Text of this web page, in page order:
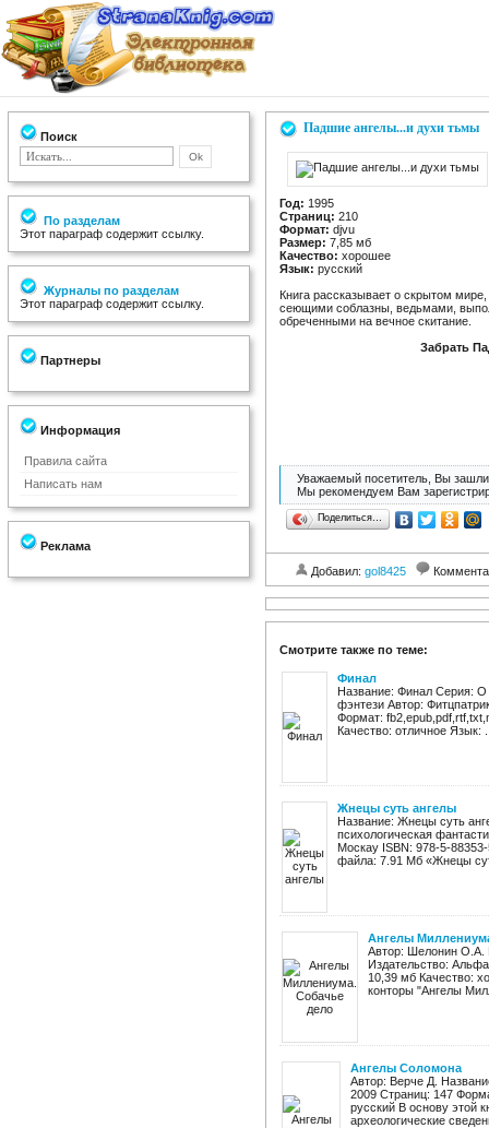
Поиск
По разделам
Этот параграф содержит ссылку.
Журналы по разделам
Этот параграф содержит ссылку.
Партнеры
Информация
Правила сайта
Написать нам
Реклама
Падшие ангелы...и духи тьмы
Год: 1995
Страниц: 210
Формат: djvu
Размер: 7,85 мб
Качество: хорошее
Язык: русский
Книга рассказывает о скрытом
сеющими соблазны, ведьмами,
обреченными на вечное скитание.
Забрать
Уважаемый посетитель, Вы зашли
Мы рекомендуем Вам
Поделиться…
Добавил: gol8425
Смотрите также по теме:
Финал
Название: Финал Серия: О
фэнтези Автор:
Формат:
Качество: отличное Язык:
Жнецы суть ангелы
Название: Жнецы суть
психологическая
Москау ISBN: 978-5-
файла: 7.91 Мб «Жнецы
Ангелы
Автор: Шелонин О.А.
Издательство:
10,39 мб Качество:
конторы "Ангелы
Ангелы Соломона
Автор: Верче Д.
2009 Страниц: 147
русский В основу этой
археологические